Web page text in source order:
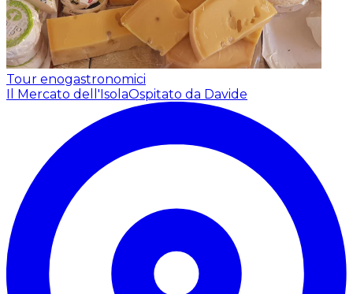
Tour enogastronomici
Il Mercato dell'IsolaOspitato da Davide